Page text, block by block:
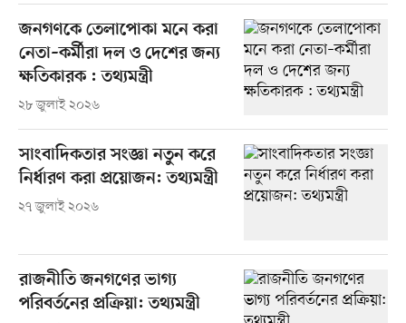
জনগণকে তেলাপোকা মনে করা
নেতা–কর্মীরা দল ও দেশের জন্য
ক্ষতিকারক : তথ্যমন্ত্রী
২৮ জুলাই ২০২৬
সাংবাদিকতার সংজ্ঞা নতুন করে
নির্ধারণ করা প্রয়োজন: তথ্যমন্ত্রী
২৭ জুলাই ২০২৬
রাজনীতি জনগণের ভাগ্য
পরিবর্তনের প্রক্রিয়া: তথ্যমন্ত্রী